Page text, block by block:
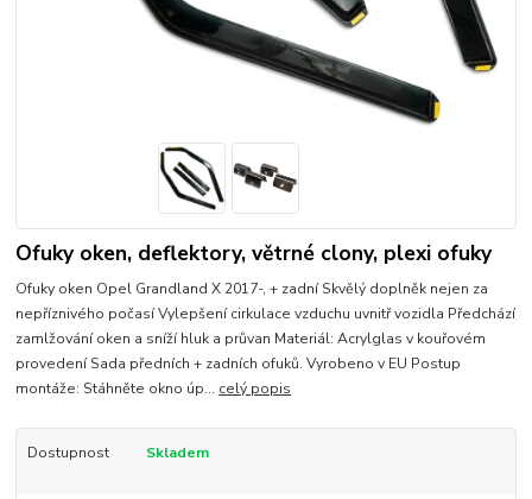
Ofuky oken, deflektory, větrné clony, plexi ofuky
Ofuky oken Opel Grandland X 2017-, + zadní Skvělý doplněk nejen za
nepříznivého počasí Vylepšení cirkulace vzduchu uvnitř vozidla Předchází
zamlžování oken a sníží hluk a průvan Materiál: Acrylglas v kouřovém
provedení Sada předních + zadních ofuků. Vyrobeno v EU Postup
montáže: Stáhněte okno úp... celý popis
Dostupnost Skladem